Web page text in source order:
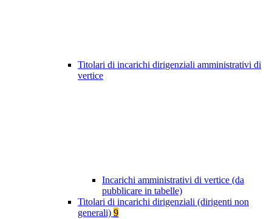
Titolari di incarichi dirigenziali amministrativi di
vertice
Incarichi amministrativi di vertice (da
pubblicare in tabelle)
Titolari di incarichi dirigenziali (dirigenti non
generali) 9